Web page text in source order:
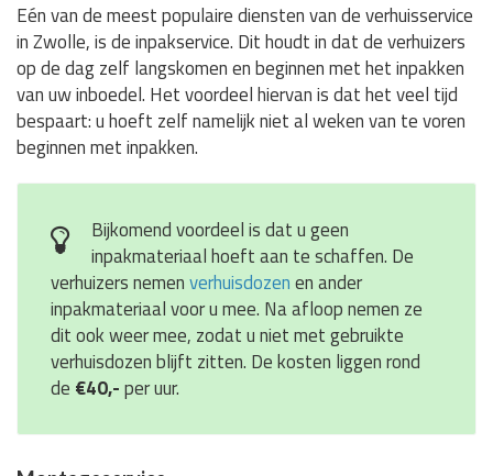
Eén van de meest populaire diensten van de verhuisservice
in Zwolle, is de inpakservice. Dit houdt in dat de verhuizers
op de dag zelf langskomen en beginnen met het inpakken
van uw inboedel. Het voordeel hiervan is dat het veel tijd
bespaart: u hoeft zelf namelijk niet al weken van te voren
beginnen met inpakken.
Bijkomend voordeel is dat u geen
inpakmateriaal hoeft aan te schaffen. De
verhuizers nemenverhuisdozenen ander
inpakmateriaal voor u mee. Na afloop nemen ze
dit ook weer mee, zodat u niet met gebruikte
verhuisdozen blijft zitten. De kosten liggen rond
de €40,-per uur.